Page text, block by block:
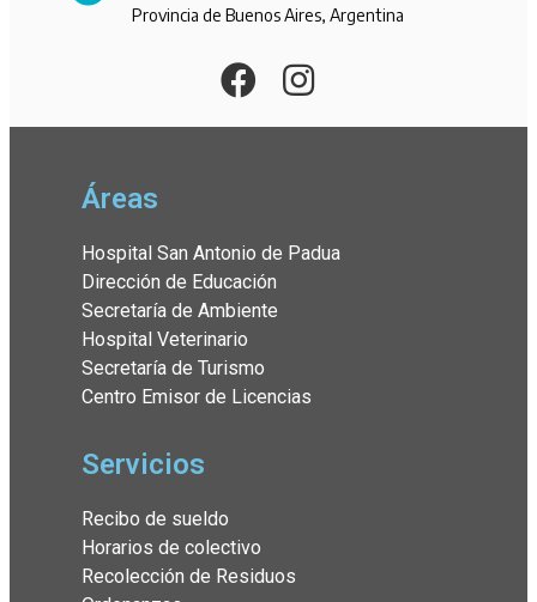
Provincia de Buenos Aires, Argentina
Áreas
Hospital San Antonio de Padua
Dirección de Educación
Secretaría de Ambiente
Hospital Veterinario
Secretaría de Turismo
Centro Emisor de Licencias
Servicios
Recibo de sueldo
Horarios de colectivo
Recolección de Residuos